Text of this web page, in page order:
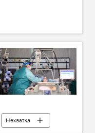
Нехватка